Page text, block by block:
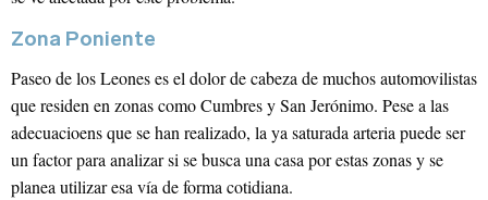
Zona Poniente
Paseo de los Leones es el dolor de cabeza de muchos automovilistas
que residen en zonas como Cumbres y San Jerónimo. Pese a las
adecuacioens que se han realizado, la ya saturada arteria puede ser
un factor para analizar si se busca una casa por estas zonas y se
planea utilizar esa vía de forma cotidiana.